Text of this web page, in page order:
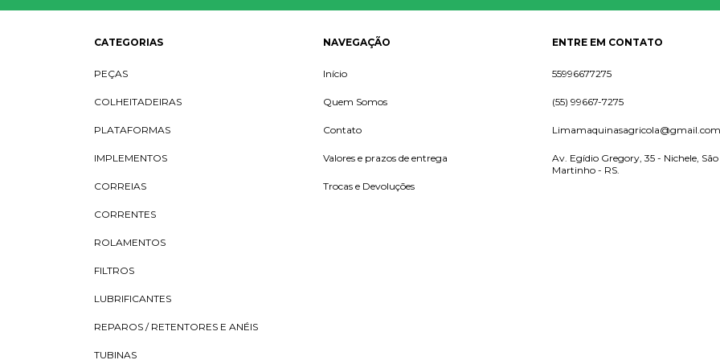
CATEGORIAS
PEÇAS
COLHEITADEIRAS
PLATAFORMAS
IMPLEMENTOS
CORREIAS
CORRENTES
ROLAMENTOS
FILTROS
LUBRIFICANTES
REPAROS / RETENTORES E ANÉIS
TUBINAS
NAVEGAÇÃO
Início
Quem Somos
Contato
Valores e prazos de entrega
Trocas e Devoluções
ENTRE EM CONTATO
55996677275
(55) 99667-7275
Limamaquinasagricola@gmail.com
Av. Egídio Gregory, 35 - Nichele, São
Martinho - RS.